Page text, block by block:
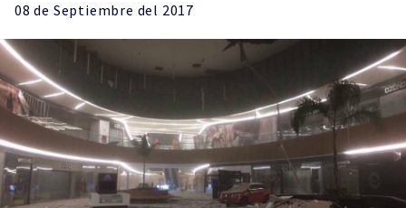
08 de Septiembre del 2017